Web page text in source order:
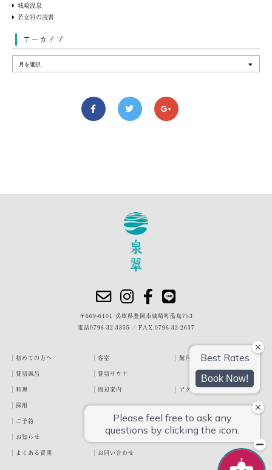
城崎温泉
若女将の読書
アーカイブ
〒669-6101 兵庫県豊岡市城崎町湯島753
電話0796-32-3355 / FAX.0796-32-2637
初めての方へ 客室
館内・施設
貸切風呂
貸切サウナ
料理
周辺案内
アクセス
採用
ご予約
宿泊約款
プライバシーポリシー
お知らせ
お客様の声
泉翠ブログ
よくある質問
お問い合わせ